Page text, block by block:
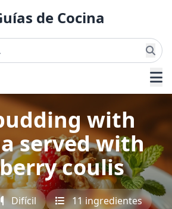
de Cocina
with
served with
coulis
Difícil
11 ingredientes